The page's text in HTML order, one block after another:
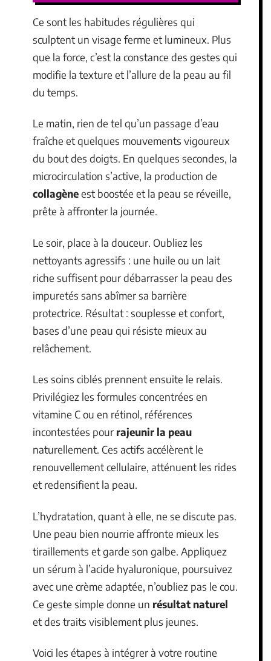
Ce sont les habitudes régulières qui
sculptent un visage ferme et lumineux. Plus
que la force, c’est la constance des gestes qui
modifie la texture et l’allure de la peau au fil
du temps.
Le matin, rien de tel qu’un passage d’eau
fraîche et quelques mouvements vigoureux
du bout des doigts. En quelques secondes, la
microcirculation s’active, la production de
collagèneest boostée et la peau se réveille,
prête à affronter la journée.
Le soir, place à la douceur. Oubliez les
nettoyants agressifs : une huile ou un lait
riche suffisent pour débarrasser la peau des
impuretés sans abîmer sa barrière
protectrice. Résultat : souplesse et confort,
bases d’une peau qui résiste mieux au
relâchement.
Les soins ciblés prennent ensuite le relais.
Privilégiez les formules concentrées en
vitamine C ou en rétinol, références
incontestées pour rajeunir la peau
naturellement. Ces actifs accélèrent le
renouvellement cellulaire, atténuent les rides
et redensifient la peau.
L’hydratation, quant à elle, ne se discute pas.
Une peau bien nourrie affronte mieux les
tiraillements et garde son galbe. Appliquez
un sérum à l’acide hyaluronique, poursuivez
avec une crème adaptée, n’oubliez pas le cou.
Ce geste simple donne un résultat naturel
et des traits visiblement plus jeunes.
Voici les étapes à intégrer à votre routine